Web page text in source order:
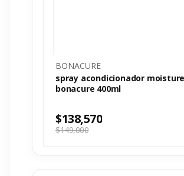
BONACURE
spray acondicionador
bonacure 400ml
$149,000
$138,570